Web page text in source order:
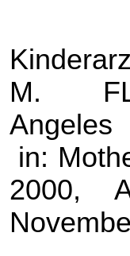
M.
Angeles
in:
2000,